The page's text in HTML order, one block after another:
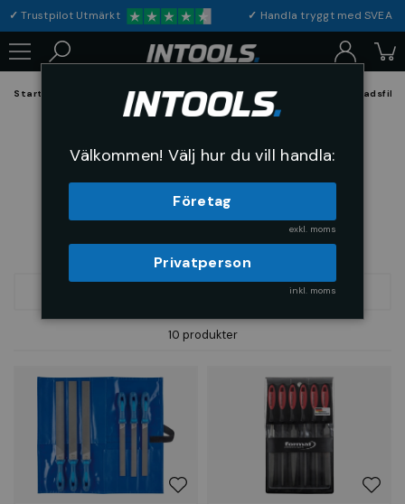
✓Trustpilot Utmärkt ✓ Handla tryggt med
Startsida Verktyg & Maskiner Handverktyg
SORTERA
10 produkter
Välkommen! Välj hur du vill handla:
Företag
exkl. moms
Privatperson
inkl. moms